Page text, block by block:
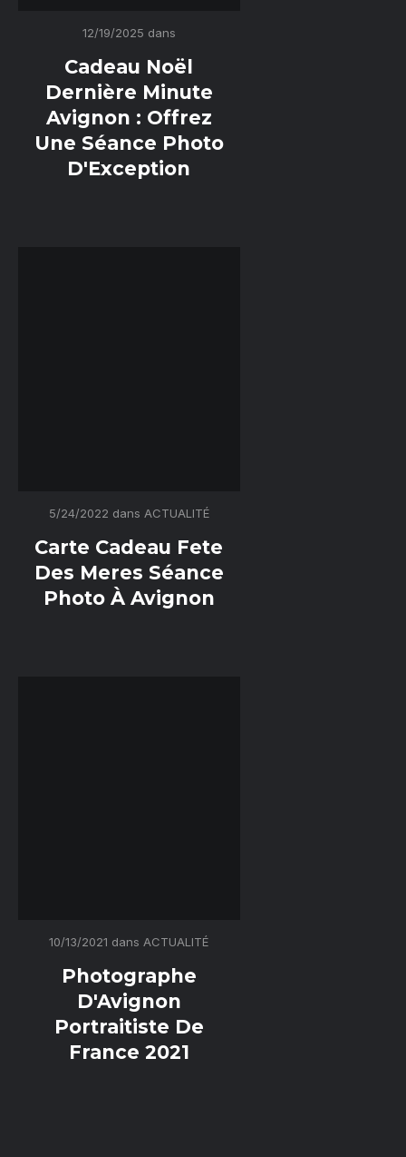
12/19/2025 dans
Cadeau Noël
Dernière Minute
Avignon : Offrez
Une Séance Photo
D'Exception
5/24/2022 dans ACTUALITÉ
Carte Cadeau Fete
Des Meres Séance
Photo À Avignon
10/13/2021 dans ACTUALITÉ
Photographe
D'Avignon
Portraitiste De
France 2021